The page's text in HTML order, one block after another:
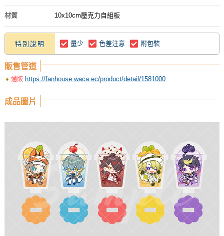
材質 10x10cm壓克力自組板
特別說明 量少 色差注意 附包裝
販售管道
通販 https://fanhouse.waca.ec/product/detail/1581000
成品圖片